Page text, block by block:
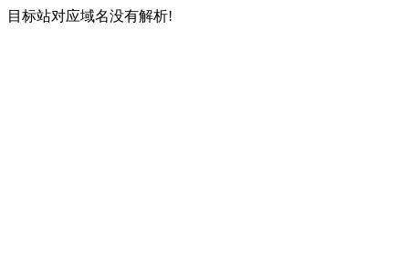
目标站对应域名没有解析!